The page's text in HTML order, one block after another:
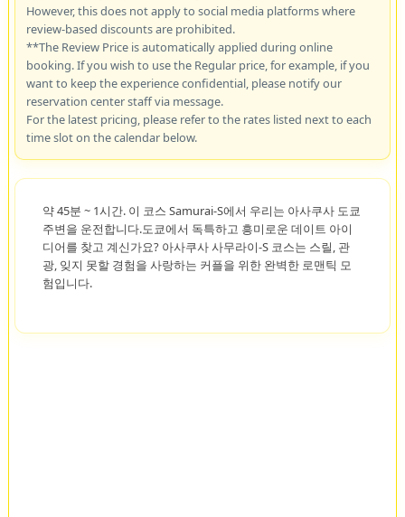
However, this does not apply to social media platforms where
review-based discounts are prohibited.
**The Review Price is automatically applied during online
booking. If you wish to use the Regular price, for example, if you
want to keep the experience confidential, please notify our
reservation center staff via message.
For the latest pricing, please refer to the rates listed next to each
time slot on the calendar below.
약 45분 ~ 1시간. 이 코스 Samurai-S에서 우리는 아사쿠사 도쿄
주변을 운전합니다.도쿄에서 독특하고 흥미로운 데이트 아이
디어를 찾고 계신가요? 아사쿠사 사무라이-S 코스는 스릴, 관
광, 잊지 못할 경험을 사랑하는 커플을 위한 완벽한 로맨틱 모
험입니다.